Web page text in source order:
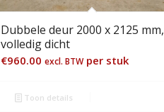
Dubbele deur 2000 x 2125 mm,
volledig dicht
€960.00 excl. BTWper stuk
Toon details